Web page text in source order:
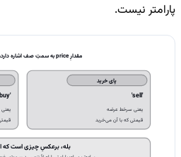
پارامتر نیست.
مقدارِ price به سمتِ صف اشاره دارد، نه به سمتِ شما
پای خرید
'sell'
یعنی سرخط عرضه
قیمتی که با آن می‌خرید
بله، برعکسِ چیزی است که